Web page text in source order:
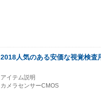
2018人気のある安価な視覚検査
アイテム説明
カメラセンサーCMOS